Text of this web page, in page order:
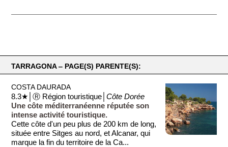
TARRAGONA ‒ PAGE(S) PARENTE(S):
COSTA DAURADA
8.3★│Ⓡ Région touristique│Côte Dorée
Une côte méditerranéenne réputée son
intense activité touristique.
Cette côte d'un peu plus de 200 km de long,
située entre Sitges au nord, et Alcanar, qui
marque la fin du territoire de la Ca...